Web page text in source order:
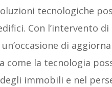
tecnologiche
Con l’intervento
un’occasione di
la tecnologia
immobili e nel